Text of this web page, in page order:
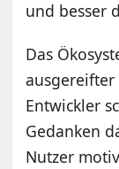
und besser
Das
Entwickler
Gedanken
Nutzer